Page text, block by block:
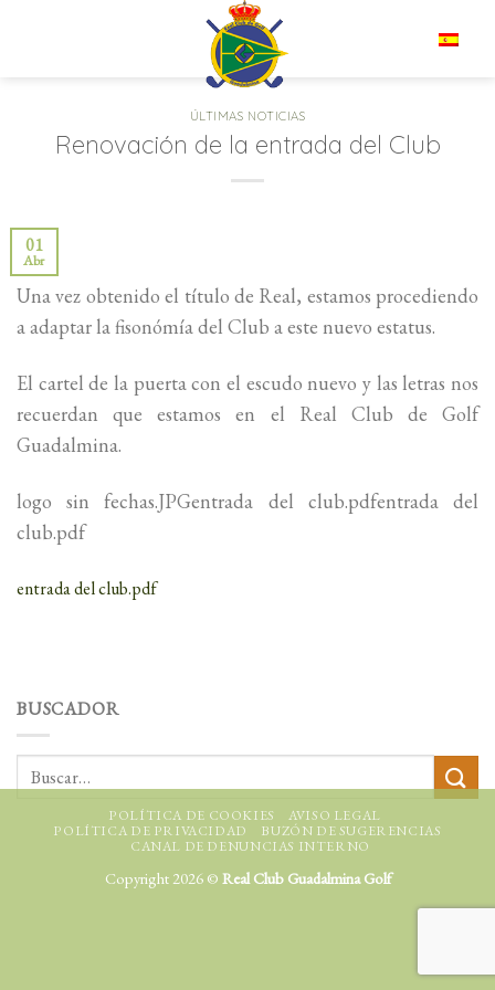
ÚLTIMAS NOTICIAS
Renovación de la entrada del Club
01
Abr
Una vez obtenido el título de Real, estamos procediendo
a adaptar la fisonómía del Club a este nuevo estatus.
El cartel de la puerta con el escudo nuevo y las letras nos
recuerdan que estamos en el Real Club de Golf
Guadalmina.
logo sin fechas.JPGentrada del club.pdfentrada del
club.pdf
entrada del club.pdf
BUSCADOR
POLÍTICA DE COOKIES
AVISO LEGAL
POLÍTICA DE PRIVACIDAD
BUZÓN DE SUGERENCIAS
CANAL DE DENUNCIAS INTERNO
Copyright 2026 © Real Club Guadalmina Golf